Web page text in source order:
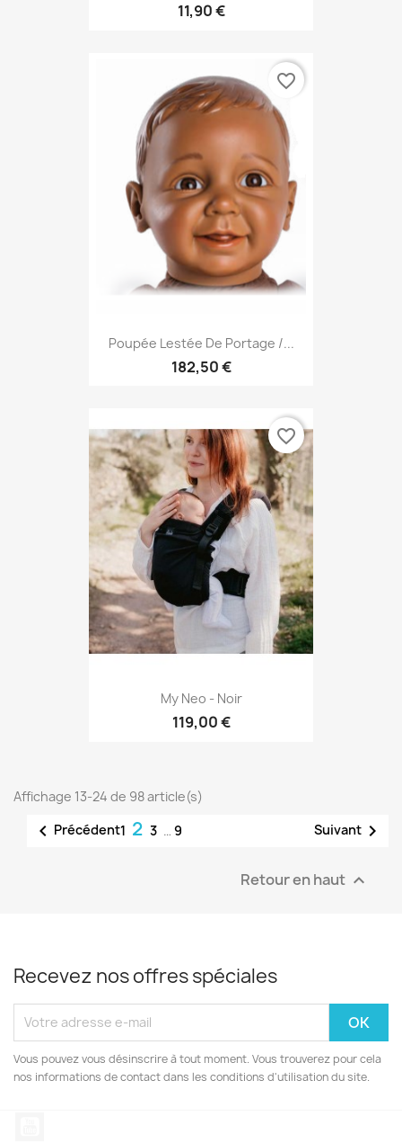
11,90 €
Poupée Lestée De Portage /...
182,50 €
favorite_border
My Neo - Noir
119,00 €
favorite_border
Affichage 13-24 de 98 article(s)
 Précédent1 2 3 … 9 Suivant 
Retour en haut 
Recevez nos offres spéciales
Vous pouvez vous désinscrire à tout moment. Vous trouverez pour cela
nos informations de contact dans les conditions d'utilisation du site.